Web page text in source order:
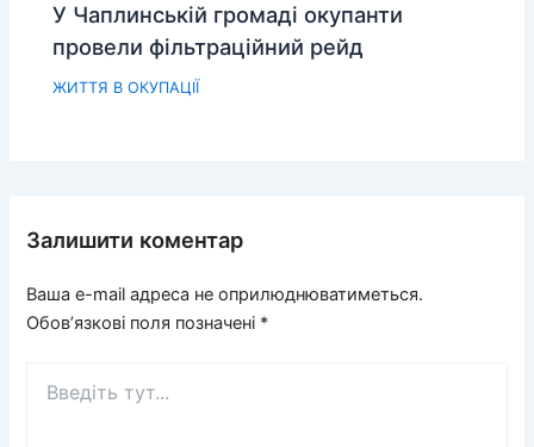
У Чаплинській громаді окупанти
провели фільтраційний рейд
ЖИТТЯ В ОКУПАЦІЇ
Залишити коментар
Ваша e-mail адреса не оприлюднюватиметься.
Обов’язкові поля позначені *
тут...